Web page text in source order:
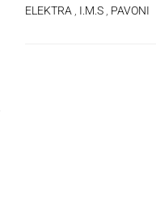
ELEKTRA I.M.S PAVONI